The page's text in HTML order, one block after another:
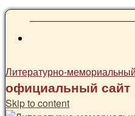
Литературно-
официальный сайт
Skip to content